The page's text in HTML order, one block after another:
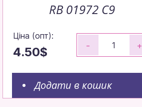
RB 01972 С9
Ціна (опт):
4.50$ - +
Додати в кошик